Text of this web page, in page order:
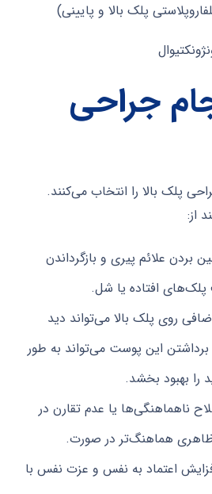
جراحی
پلک بالا را انتخاب می‌کنند.
از:
بردن علائم پیری و بازگرداندن
افتاده یا شل.
روی پلک بالا می‌تواند دید
این پوست می‌تواند به طور
را بهبود بخشد.
ناهماهنگی‌ها یا عدم تقارن در
هماهنگ‌تر در صورت.
اعتماد به نفس و عزت نفس با